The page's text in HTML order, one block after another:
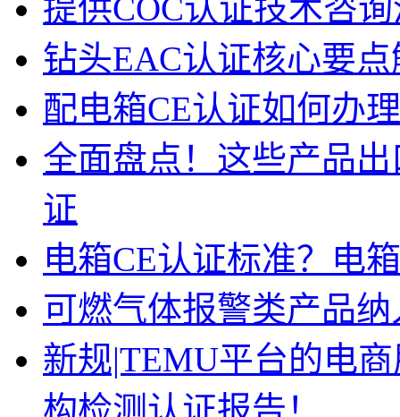
提供COC认证技术咨
钻头EAC认证核心要
配电箱CE认证如何办理
全面盘点！这些产品
证
电箱CE认证标准？电
可燃气体报警类产品纳
新规|TEMU平台的电
构检测认证报告！